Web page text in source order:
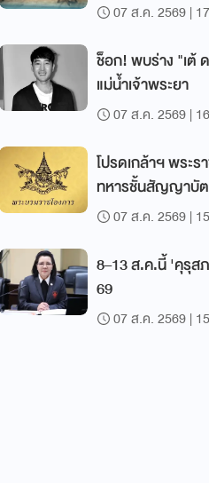
07 ส.ค. 2569 |
ช็อก! พบร่าง "เต้
แม่น้ำเจ้าพระยา
07 ส.ค. 2569 |
โปรดเกล้าฯ พระ
ทหารชั้นสัญญาบัต
07 ส.ค. 2569 |
8–13 ส.ค.นี้ 'คุรุส
69
07 ส.ค. 2569 |